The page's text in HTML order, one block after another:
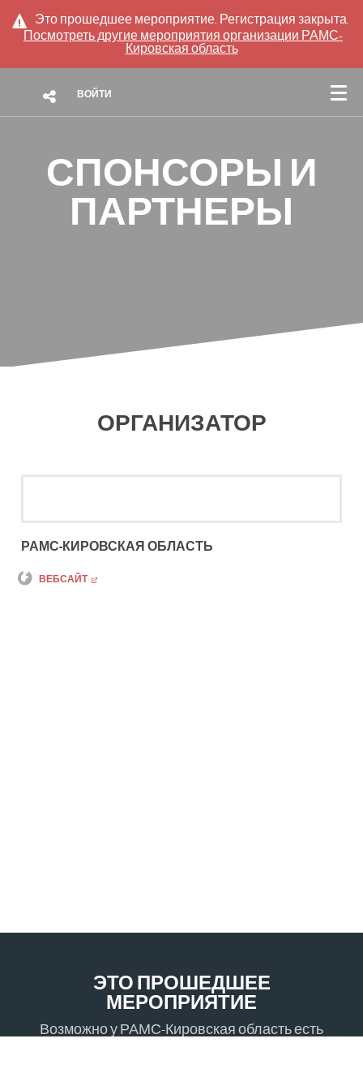
Это прошедшее мероприятие. Регистрация закрыта.
Посмотреть другие мероприятия организации РАМС-
Кировская область
ВОЙТИ
СПОНСОРЫ И
ПАРТНЕРЫ
ОРГАНИЗАТОР
РАМС-КИРОВСКАЯ ОБЛАСТЬ
ВЕБСАЙТ
ЭТО ПРОШЕДШЕЕ
МЕРОПРИЯТИЕ
Возможно у РАМС-Кировская область есть